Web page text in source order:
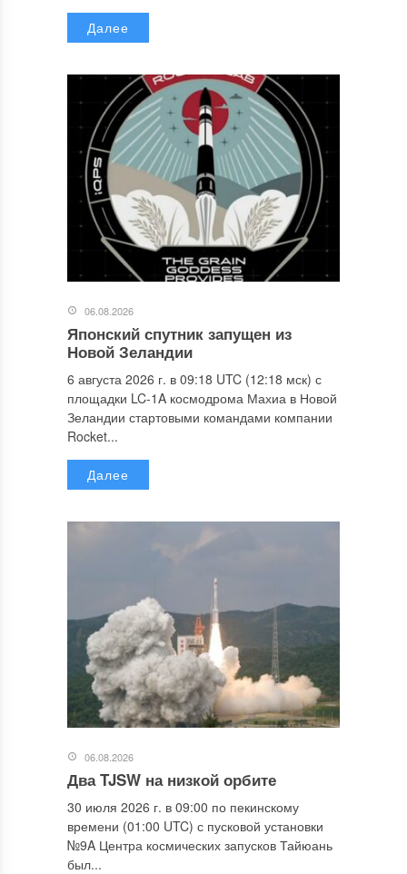
Далее
06.08.2026
Японский спутник запущен из
Новой Зеландии
6 августа 2026 г. в 09:18 UTC (12:18 мск) с
площадки LC-1A космодрома Махиа в Новой
Зеландии стартовыми командами компании
Rocket...
Далее
06.08.2026
Два TJSW на низкой орбите
30 июля 2026 г. в 09:00 по пекинскому
времени (01:00 UTC) с пусковой установки
№9A Центра космических запусков Тайюань
был...